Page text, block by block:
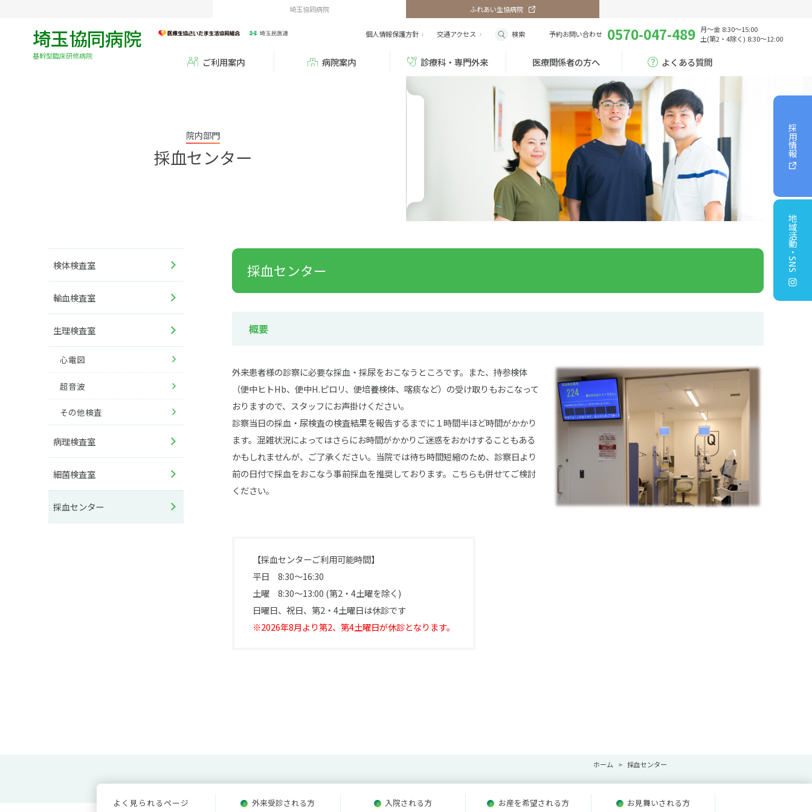
埼玉協同病院 ふれあい生協病院
埼玉協同病院
基幹型臨床研修病院
個人情報保護方針 交通アクセス 検索 予約お問い合わせ 0570-047-489 月～金 8:30～15:00
土(第2・4除く) 8:30～12:00
ご利用案内 病院案内 診療科・専門外来 医療関係者の方へ よくある質問
採用情報
地域活動・SNS
院内部門
採血センター
検体検査室
輸血検査室
生理検査室
心電図
超音波
その他検査
病理検査室
細菌検査室
採血センター
採血センター
概要
外来患者様の診察に必要な採血・採尿をおこなうところです。また、持参検体
（便中ヒトHb、便中H.ピロリ、便培養検体、喀痰など）の受け取りもおこなって
おりますので、スタッフにお声掛けください。
診察当日の採血・尿検査の検査結果を報告するまでに１時間半ほど時間がかかり
ます。混雑状況によってはさらにお時間がかかりご迷惑をおかけすることもある
かもしれませんが、ご了承ください。当院では待ち時間短縮のため、診察日より
前の日付で採血をおこなう事前採血を推奨しております。こちらも併せてご検討
ください。
【採血センターご利用可能時間】
平日 8:30～16:30
土曜 8:30～13:00 (第2・4土曜を除く)
日曜日、祝日、第2・4土曜日は休診です
※2026年8月より第2、第4土曜日が休診となります。
ホーム 採血センター
よく見られるページ 外来受診される方 入院される方 お産を希望される方 お見舞いされる方